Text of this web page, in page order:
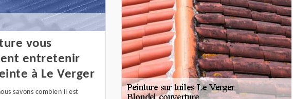
vous
entretenir
à Le Verger
savons combien il est